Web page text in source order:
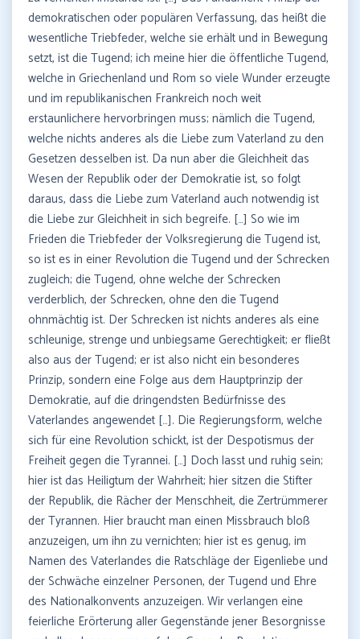
demokratischen oder populären Verfassung, das heißt die
wesentliche Triebfeder, welche sie erhält und in Bewegung
setzt, ist die Tugend; ich meine hier die öffentliche Tugend,
welche in Griechenland und Rom so viele Wunder erzeugte
und im republikanischen Frankreich noch weit
erstaunlichere hervorbringen muss; nämlich die Tugend,
welche nichts anderes als die Liebe zum Vaterland zu den
Gesetzen desselben ist. Da nun aber die Gleichheit das
Wesen der Republik oder der Demokratie ist, so folgt
daraus, dass die Liebe zum Vaterland auch notwendig ist
die Liebe zur Gleichheit in sich begreife. […] So wie im
Frieden die Triebfeder der Volksregierung die Tugend ist,
so ist es in einer Revolution die Tugend und der Schrecken
zugleich; die Tugend, ohne welche der Schrecken
verderblich, der Schrecken, ohne den die Tugend
ohnmächtig ist. Der Schrecken ist nichts anderes als eine
schleunige, strenge und unbiegsame Gerechtigkeit; er fließt
also aus der Tugend; er ist also nicht ein besonderes
Prinzip, sondern eine Folge aus dem Hauptprinzip der
Demokratie, auf die dringendsten Bedürfnisse des
Vaterlandes angewendet […]. Die Regierungsform, welche
sich für eine Revolution schickt, ist der Despotismus der
Freiheit gegen die Tyrannei. […] Doch lasst und ruhig sein;
hier ist das Heiligtum der Wahrheit; hier sitzen die Stifter
der Republik, die Rächer der Menschheit, die Zertrümmerer
der Tyrannen. Hier braucht man einen Missbrauch bloß
anzuzeigen, um ihn zu vernichten; hier ist es genug, im
Namen des Vaterlandes die Ratschläge der Eigenliebe und
der Schwäche einzelner Personen, der Tugend und Ehre
des Nationalkonvents anzuzeigen. Wir verlangen eine
feierliche Erörterung aller Gegenstände jener Besorgnisse